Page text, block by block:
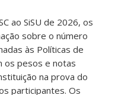
ao SiSU de 2026, os
sobre o número
às Políticas de
os pesos e notas
na prova do
participantes. Os